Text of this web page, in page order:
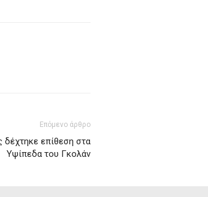
Επόμενο άρθρο
δέχτηκε επίθεση στα
Υψίπεδα του Γκολάν